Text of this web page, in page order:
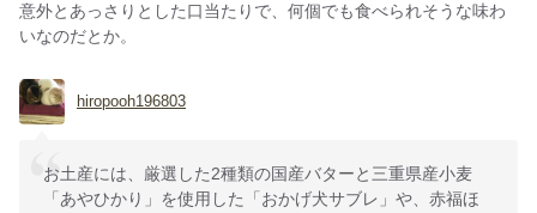
意外とあっさりとした口当たりで、何個でも食べられそうな味わ
いなのだとか。
hiropooh196803
お土産には、厳選した2種類の国産バターと三重県産小麦
「あやひかり」を使用した「おかげ犬サブレ」や、赤福ほ